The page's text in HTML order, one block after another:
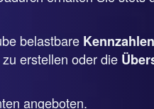
belastbare Kennzahlen
erstellen oder die
angeboten.